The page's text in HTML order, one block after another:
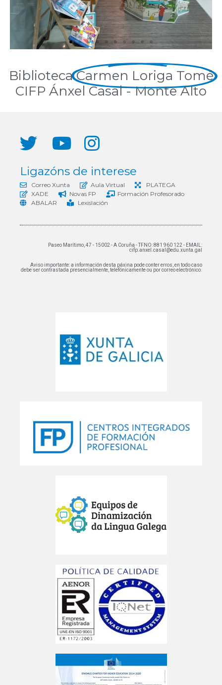
BibliotecaCarmen Loriga Tomé
CIFP Ánxel Casal - Monte Alto
Ligazóns de interese
Correo Xunta Aula Virtual
PLATEGA
XADE
Novas FP
Formación Profesorado
ABALAR
Lexislación
Paseo Marítimo, 47 - 15002 - A Coruña - TFNO: 881 960 122 - EMAIL:
cifp.anxel.casal@edu.xunta.gal
Aviso importante: a información desta páxina pode conter erros, en todo caso
debe ser contrastada presencialmente, telefónicamente ou por correo electrónico.